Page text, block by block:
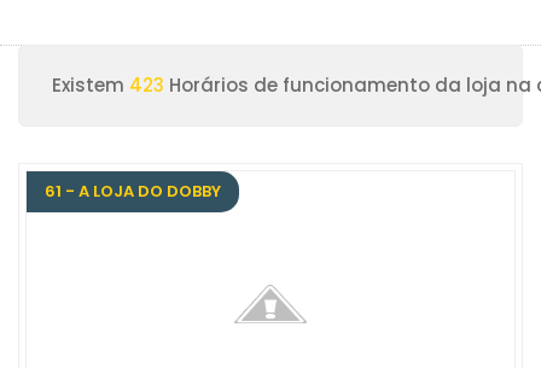
Existem 423 Horários de funcionamento da loja
61 - A LOJA DO DOBBY